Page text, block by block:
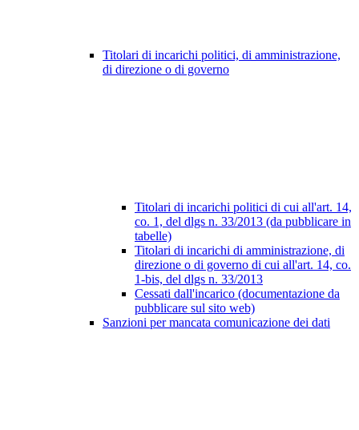
Titolari di incarichi politici, di amministrazione,
di direzione o di governo
Titolari di incarichi politici di cui all'art. 14,
co. 1, del dlgs n. 33/2013 (da pubblicare in
tabelle)
Titolari di incarichi di amministrazione, di
direzione o di governo di cui all'art. 14, co.
1-bis, del dlgs n. 33/2013
Cessati dall'incarico (documentazione da
pubblicare sul sito web)
Sanzioni per mancata comunicazione dei dati